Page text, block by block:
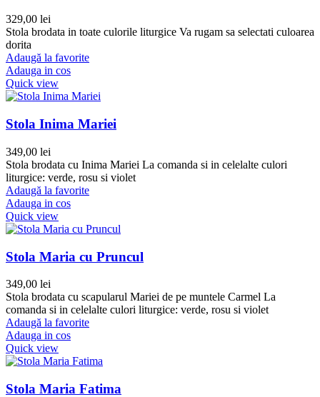
329,00 lei
Stola brodata in toate culorile liturgice Va rugam sa selectati culoarea
dorita
Adaugă la favorite
Adauga in cos
Quick view
Stola Inima Mariei
349,00 lei
Stola brodata cu Inima Mariei La comanda si in celelalte culori
liturgice: verde, rosu si violet
Adaugă la favorite
Adauga in cos
Quick view
Stola Maria cu Pruncul
349,00 lei
Stola brodata cu scapularul Mariei de pe muntele Carmel La
comanda si in celelalte culori liturgice: verde, rosu si violet
Adaugă la favorite
Adauga in cos
Quick view
Stola Maria Fatima